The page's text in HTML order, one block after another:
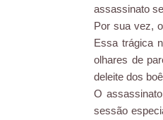
assassinato
Por sua vez,
Essa trágica
olhares de
deleite dos
O
sessão